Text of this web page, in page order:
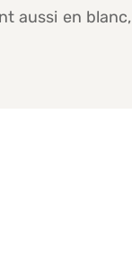
aussi en blanc,